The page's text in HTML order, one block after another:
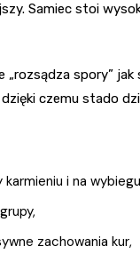
Samiec stoi
spory”
czemu stado
karmieniu i na
zachowania kur,